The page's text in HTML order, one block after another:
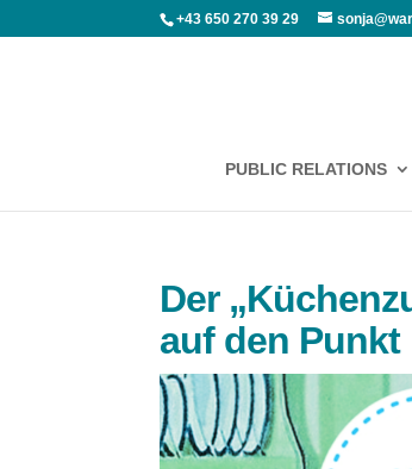
+43 650 270 39 29
PUBLIC RELATIONS
Der
auf den Punkt